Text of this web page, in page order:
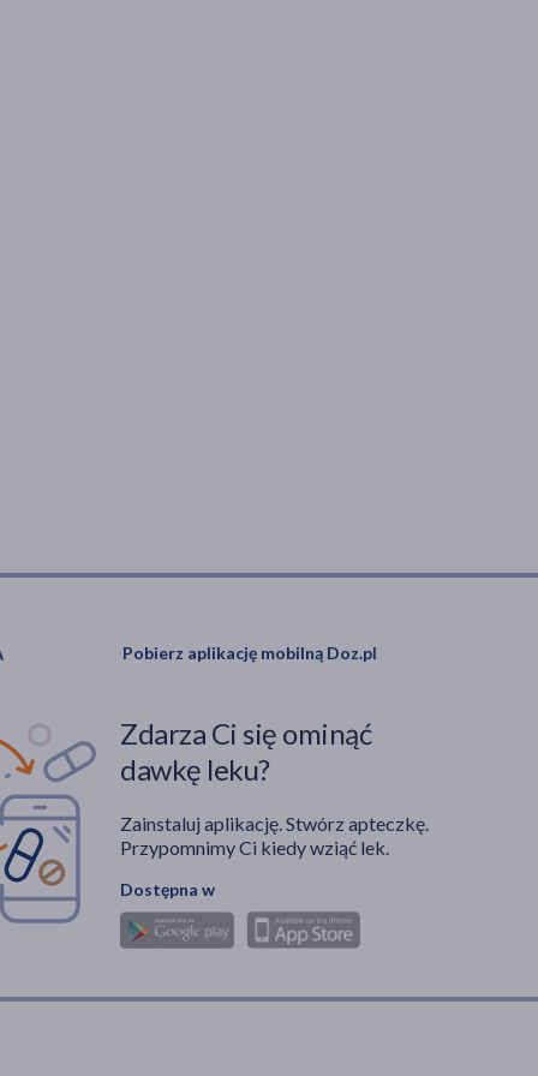
Pobierz aplikację mobilną Doz.pl
Zdarza Ci się ominąć
dawkę leku?
Zainstaluj aplikację. Stwórz apteczkę.
Przypomnimy Ci kiedy wziąć lek.
Dostępna w